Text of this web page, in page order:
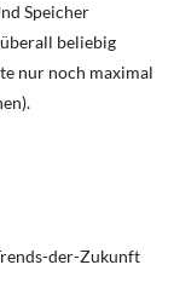
Speicher
beliebig
nur noch maximal
der-Zukunft